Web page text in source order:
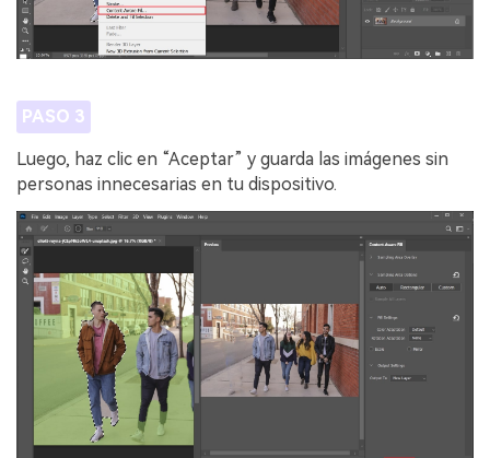
PASO 3
Luego, haz clic en “Aceptar” y guarda las imágenes sin
personas innecesarias en tu dispositivo.